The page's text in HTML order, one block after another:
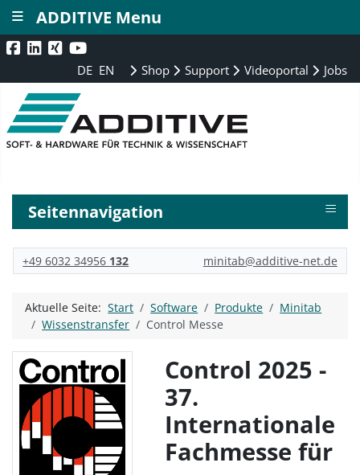
DE EN Shop Support Videoportal Jobs
Seitennavigation ≡
+49 6032 34956 132 minitab@additive-net.de
Aktuelle Seite:Start Software Produkte
Minitab
Wissenstransfer
Control Messe
Control 2025 -
37.
Internationale
Fachmesse für
ADDITIVE Menu
≡